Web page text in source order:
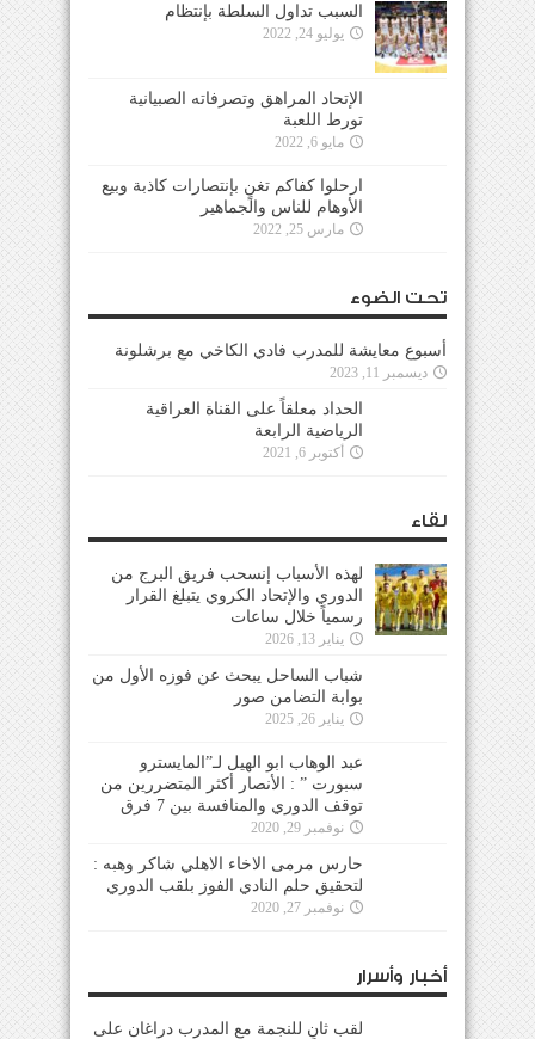
السبب تداول السلطة بإنتظام
يوليو 24, 2022
الإتحاد المراهق وتصرفاته الصبيانية
تورط اللعبة
مايو 6, 2022
ارحلوا كفاكم تغنٍ بإنتصارات كاذبة وبيع
الأوهام للناس والجماهير
مارس 25, 2022
تحت الضوء
أسبوع معايشة للمدرب فادي الكاخي مع برشلونة
ديسمبر 11, 2023
الحداد معلقاً على القناة العراقية
الرياضية الرابعة
أكتوبر 6, 2021
لقاء
لهذه الأسباب إنسحب فريق البرج من
الدوري والإتحاد الكروي يتبلغ القرار
رسمياً خلال ساعات
يناير 13, 2026
شباب الساحل يبحث عن فوزه الأول من
بوابة التضامن صور
يناير 26, 2025
عبد الوهاب ابو الهيل لـ”المايسترو
سبورت ” : الأنصار أكثر المتضررين من
توقف الدوري والمنافسة بين 7 فرق
نوفمبر 29, 2020
حارس مرمى الاخاء الاهلي شاكر وهبه :
لتحقيق حلم النادي الفوز بلقب الدوري
نوفمبر 27, 2020
أخبار وأسرار
لقب ثانٍ للنجمة مع المدرب دراغان على